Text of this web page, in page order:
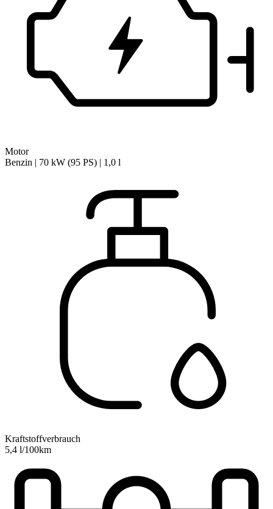
Motor
Benzin | 70 kW (95 PS) | 1,0 l
Kraftstoffverbrauch
5,4 l/100km